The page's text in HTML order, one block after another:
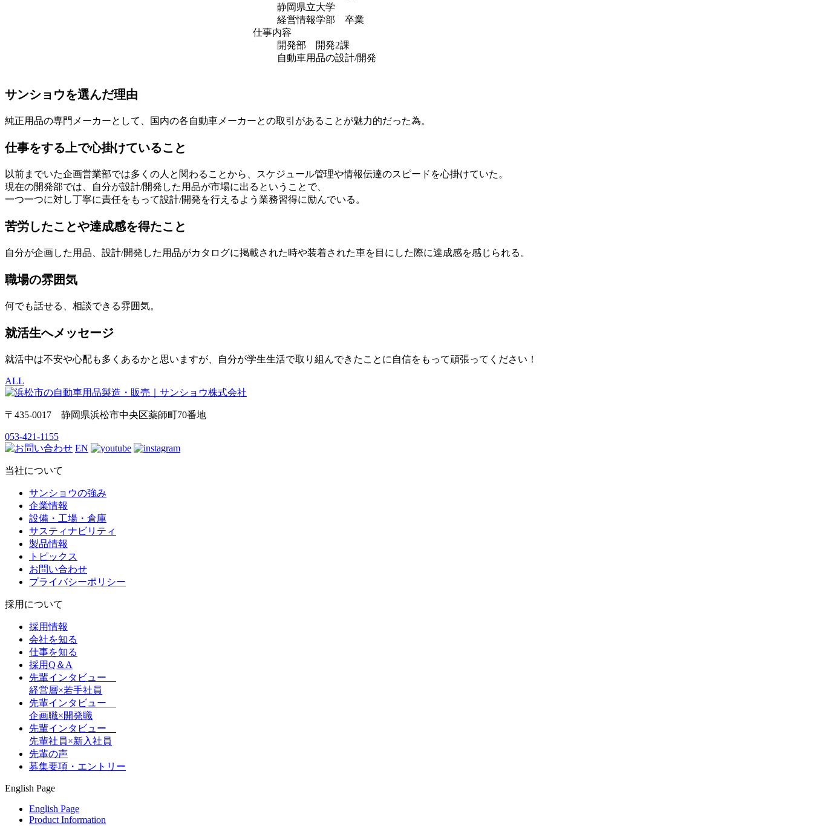
静岡県立大学
経営情報学部 卒業
仕事内容
開発部 開発2課
自動車用品の設計/開発
サンショウを選んだ理由
純正用品の専門メーカーとして、国内の各自動車メーカーとの取引があることが魅力的だった為。
仕事をする上で心掛けていること
以前までいた企画営業部では多くの人と関わることから、スケジュール管理や情報伝達のスピードを心掛けていた。
現在の開発部では、自分が設計/開発した用品が市場に出るということで、
一つ一つに対し丁寧に責任をもって設計/開発を行えるよう業務習得に励んでいる。
苦労したことや達成感を得たこと
自分が企画した用品、設計/開発した用品がカタログに掲載された時や装着された車を目にした際に達成感を感じられる。
職場の雰囲気
何でも話せる、相談できる雰囲気。
就活生へメッセージ
就活中は不安や心配も多くあるかと思いますが、自分が学生生活で取り組んできたことに自信をもって頑張ってください！
ALL
〒435-0017 静岡県浜松市中央区薬師町70番地
053-421-1155
EN
当社について
サンショウの強み
企業情報
設備・工場・倉庫
サスティナビリティ
製品情報
トピックス
お問い合わせ
プライバシーポリシー
採用について
採用情報
会社を知る
仕事を知る
採用Q＆A
先輩インタビュー
経営層×若手社員
先輩インタビュー
企画職×開発職
先輩インタビュー
先輩社員×新入社員
先輩の声
募集要項・エントリー
English Page
English Page
Product Information